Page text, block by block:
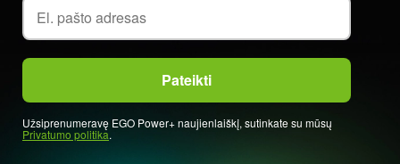
Užsiprenumeravę EGO Power+ naujienlaiškį, sutinkate su mūsų
Privatumo politika.